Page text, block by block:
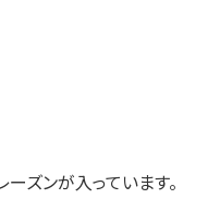
ズンが入っています。